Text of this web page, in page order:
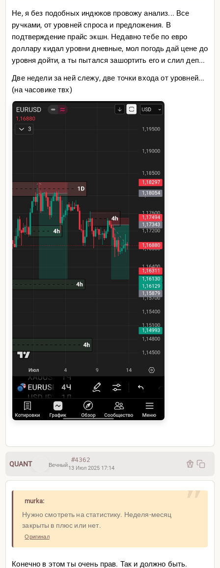
Не, я без подобных индюков провожу анализ... Все
ручками, от уровней спроса и предложения. В
подтверждение прайс экшн. Недавно тебе по евро
доллару кидал уровни дневные, мол погодь дай цене до
уровня дойти, а ты пытался зашортить его и слил деп...
Две недели за ней слежу, две точки входа от уровней...
(на часовике твх)
QUANT Вечный
#4362
13 Июл 2025 17:14
murka:
Нужно смотреть на статистику. Неделя-месяц
закрыты в плюс или нет.
Оригинал
Конечно в этом ты очень прав. Так и должно быть.